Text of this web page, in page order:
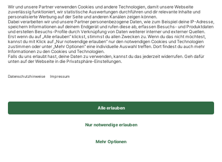
Datenschutzhinweise
Impressum
Privatsphäre-Einstellungen
© 2026 REWE Group - All rights reserved